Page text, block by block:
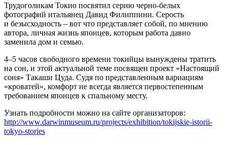
Трудоголикам Токио посвятил серию черно-белых
фотографий итальянец Давид Филиппини. Серость
и безысходность – вот что представляет собой, по мнению
автора, личная жизнь японцев, которым работа давно
заменила дом и семью.
4–5 часов свободного времени токийцы вынуждены тратить
на сон, и этой актуальной теме посвящен проект «Настоящий
соня» Такаши Цуда. Судя по представленным вариациям
«кроватей», комфорт не всегда является первостепенным
требованием японцев к спальному месту.
Узнать подробности можно на сайте организаторов:
http://www.darwinmuseum.ru/projects/exhibition/tokijskie-istorii-
tokyo-stories